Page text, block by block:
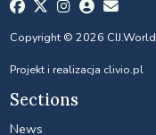
Copyright © 2026 CIJ.World
Projekt i realizacja clivio.pl
Sections
News